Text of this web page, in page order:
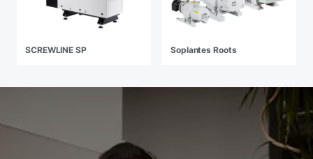
SCREWLINE SP Soplantes Roots